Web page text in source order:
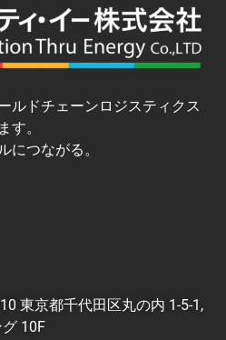
ルドチェーンロジスティクス
す。
につながる。
東京都千代田区丸の内 1-5-1,
10F